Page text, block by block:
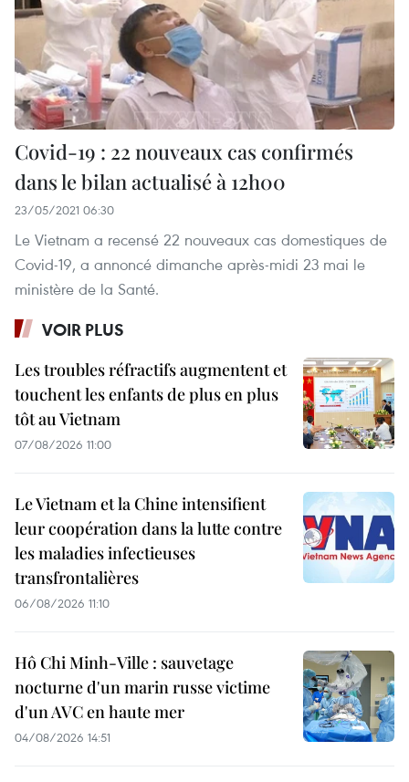
Covid-19 : 22 nouveaux cas confirmés
dans le bilan actualisé à 12h00
23/05/2021 06:30
Le Vietnam a recensé 22 nouveaux cas domestiques de
Covid-19, a annoncé dimanche après-midi 23 mai le
ministère de la Santé.
VOIR PLUS
Les troubles réfractifs augmentent et
touchent les enfants de plus en plus
tôt au Vietnam
07/08/2026 11:00
Le Vietnam et la Chine intensifient
leur coopération dans la lutte contre
les maladies infectieuses
transfrontalières
06/08/2026 11:10
Hô Chi Minh-Ville : sauvetage
nocturne d'un marin russe victime
d'un AVC en haute mer
04/08/2026 14:51